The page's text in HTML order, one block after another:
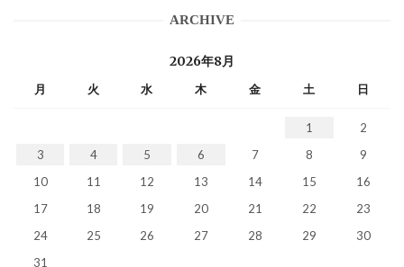
ARCHIVE
2026年8月
月 火 水 木 金 土 日
1
2
3
4 5 6 7 8
9
10
11 12 13 14 15
16
17
18 19 20 21 22
23
24
25 26 27 28 29
30
31